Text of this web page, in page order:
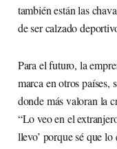
también están las
de ser calzado
Para el futuro, la
marca en otros países,
donde más valoran la
“Lo veo en el
llevo’ porque sé que